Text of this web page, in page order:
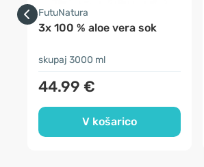
FutuNatura
3x 100 % aloe vera sok
skupaj 3000 ml
44.99 €
V košarico